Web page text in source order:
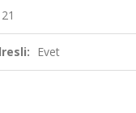
Evet